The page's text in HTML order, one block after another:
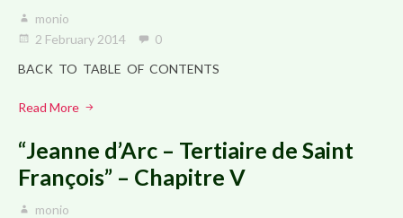
monio
2 February 2014
0
BACK TO TABLE OF CONTENTS
Read More
“Jeanne d’Arc – Tertiaire de Saint
François” – Chapitre V
monio